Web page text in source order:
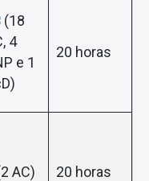
(18
4
e 1
20 horas
AC) 20 horas